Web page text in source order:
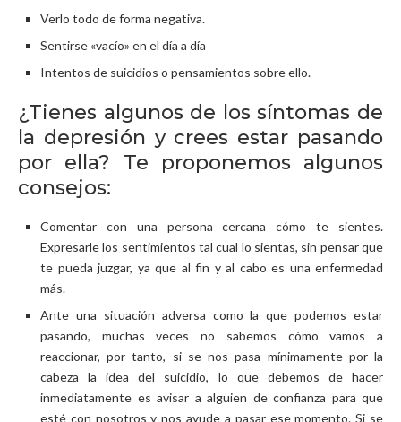
Verlo todo de forma negativa.
Sentirse «vacío» en el día a día
Intentos de suicidios o pensamientos sobre ello.
¿Tienes algunos de los síntomas de
la depresión y crees estar pasando
por ella? Te proponemos algunos
consejos:
Comentar con una persona cercana cómo te sientes.
Expresarle los sentimientos tal cual lo sientas, sin pensar que
te pueda juzgar, ya que al fin y al cabo es una enfermedad
más.
Ante una situación adversa como la que podemos estar
pasando, muchas veces no sabemos cómo vamos a
reaccionar, por tanto, si se nos pasa mínimamente por la
cabeza la idea del suicidio, lo que debemos de hacer
inmediatamente es avisar a alguien de confianza para que
esté con nosotros y nos ayude a pasar ese momento. Si se